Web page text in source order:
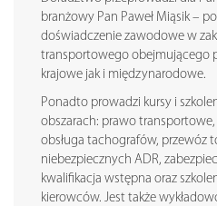
branżowy Pan Paweł Miąsik –
doświadczenie zawodowe w
transportowego obejmującego
krajowe jak i międzynarodowe.
Ponadto prowadzi kursy i
obszarach: prawo
obsługa tachografów, przewóz
niebezpiecznych ADR,
kwalifikacja wstępna oraz
kierowców. Jest także